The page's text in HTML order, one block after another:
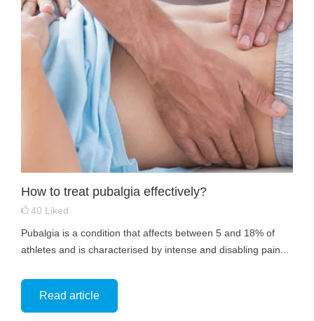
How to treat pubalgia effectively?
40 Liked
Pubalgia is a condition that affects between 5 and 18% of
athletes and is characterised by intense and disabling pain...
Read article